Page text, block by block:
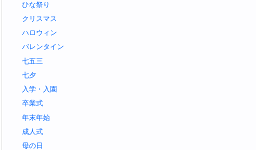
ひな祭り
クリスマス
ハロウィン
バレンタイン
七五三
七夕
入学・入園
卒業式
年末年始
成人式
母の日